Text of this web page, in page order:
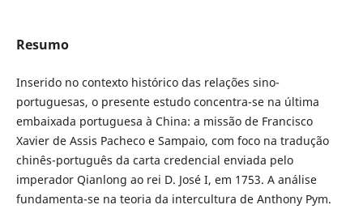
Resumo
Inserido no contexto histórico das relações sino-
portuguesas, o presente estudo concentra-se na última
embaixada portuguesa à China: a missão de Francisco
Xavier de Assis Pacheco e Sampaio, com foco na tradução
chinês-português da carta credencial enviada pelo
imperador Qianlong ao rei D. José I, em 1753. A análise
fundamenta-se na teoria da intercultura de Anthony Pym.